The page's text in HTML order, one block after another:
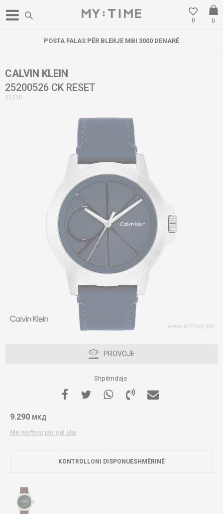
0
0
POSTA FALAS PËR BLERJE MBI 3000 DENARË
CALVIN KLEIN
25200526 CK RESET
35230
PROVOJE
Shpërndaje
9.290 МКД
Më njoftoni për një ulje
KONTROLLONI DISPONUESHMËRINË